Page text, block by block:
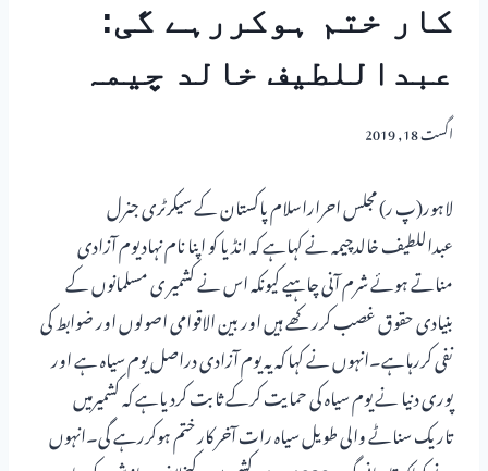
کار ختم ہوکررہے گی:
عبداللطیف خالد چیمہ
اگست 18, 2019
لاہور(پ ر) مجلس احراراسلام پاکستان کے سیکرٹری جنرل
عبداللطیف خالدچیمہ نے کہاہے کہ انڈیا کو اپنا نام نہاد یوم آزادی
مناتے ہوئے شرم آنی چاہیے کیونکہ اس نے کشمیر ی مسلمانوں کے
بنیادی حقوق غصب کررکھے ہیں اور بین الاقوامی اصولوں اور ضوابط کی
نفی کررہاہے۔انہوں نے کہا کہ یہ یوم آزادی دراصل یوم سیاہ ہے اور
پوری دنیا نے یوم سیاہ کی حمایت کرکے ثابت کردیاہے کہ کشمیرمیں
تاریک سناٹے والی طویل سیاہ رات آخر کار ختم ہوکررہے گی۔انہوں